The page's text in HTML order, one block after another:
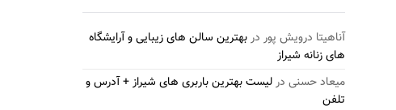
آناهیتا درویش پور دربهترین سالن های زیبایی و آرایشگاه
های زنانه شیراز
میعاد حسنی درلیست بهترین باربری های شیراز + آدرس و
تلفن